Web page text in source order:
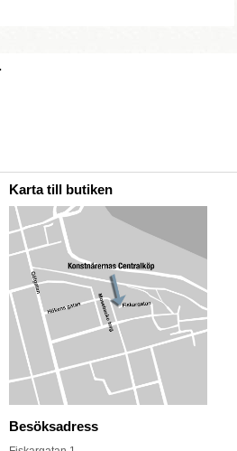
Karta till butiken
Besöksadress